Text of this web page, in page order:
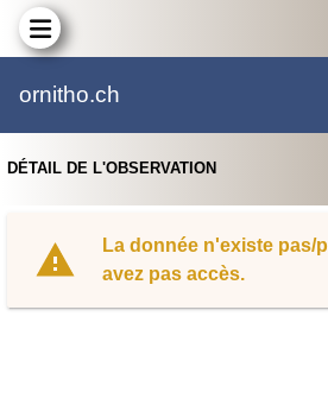
ornitho.ch
DÉTAIL DE L'OBSERVATION
La donnée n'existe pas/
avez pas accès.